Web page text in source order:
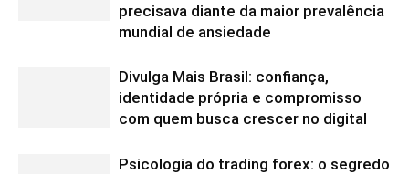
precisava diante da maior prevalência
mundial de ansiedade
Divulga Mais Brasil: confiança,
identidade própria e compromisso
com quem busca crescer no digital
Psicologia do trading forex: o segredo